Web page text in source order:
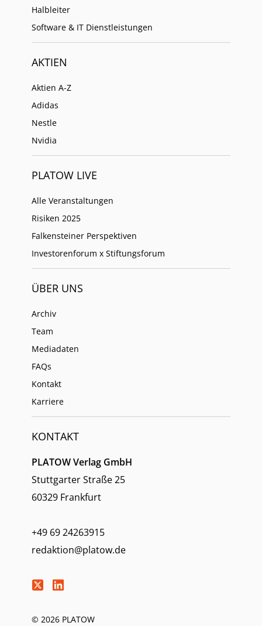
Halbleiter
Software & IT Dienstleistungen
AKTIEN
Aktien A-Z
Adidas
Nestle
Nvidia
PLATOW LIVE
Alle Veranstaltungen
Risiken 2025
Falkensteiner Perspektiven
Investorenforum x Stiftungsforum
ÜBER UNS
Archiv
Team
Mediadaten
FAQs
Kontakt
Karriere
KONTAKT
PLATOW Verlag GmbH
Stuttgarter Straße 25
60329 Frankfurt
+49 69 24263915
redaktion@platow.de
© 2026 PLATOW